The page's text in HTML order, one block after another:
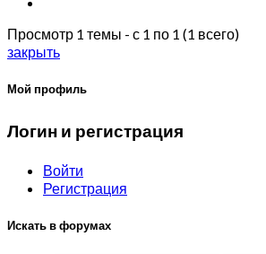
Просмотр 1 темы - с 1 по 1 (1 всего)
закрыть
Мой профиль
Логин и регистрация
Войти
Регистрация
Искать в форумах